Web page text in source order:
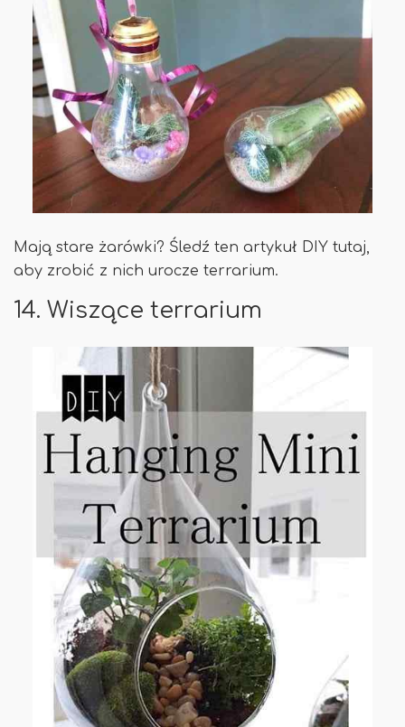
Mają stare żarówki? Śledź ten artykuł DIY tutaj,
aby zrobić z nich urocze terrarium.
14. Wiszące terrarium